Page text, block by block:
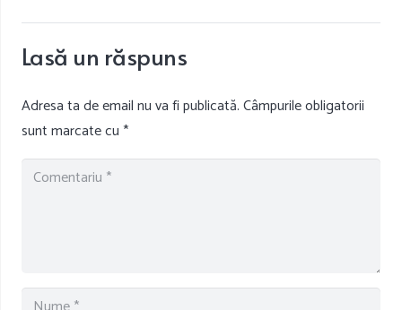
Lasă un răspuns
Adresa ta de email nu va fi publicată.Câmpurile obligatorii
sunt marcate cu *